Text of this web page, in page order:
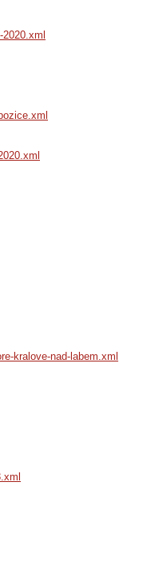
kralove-nad-labem.xml